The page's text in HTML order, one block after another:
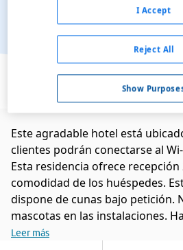
Ver en el
Este agradable hotel está
clientes podrán conectarse al
Esta residencia ofrece
comodidad de los huéspedes.
dispone de cunas bajo petición.
mascotas en las instalaciones.
Leer más
Show
Reject All
I Accept